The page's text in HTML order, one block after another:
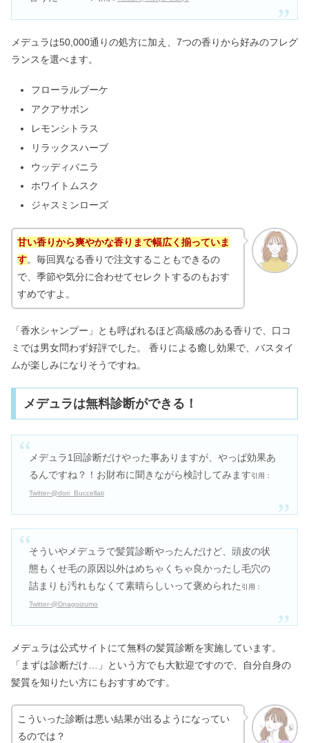
メデュラは50,000通りの処方に加え、7つの香りから好みのフレグ
ランスを選べます。
フローラルブーケ
アクアサボン
レモンシトラス
リラックスハーブ
ウッディバニラ
ホワイトムスク
ジャスミンローズ
甘い香りから爽やかな香りまで幅広く揃っていま
す。毎回異なる香りで注文することもできるの
で、季節や気分に合わせてセレクトするのもおす
すめですよ。
「香水シャンプー」とも呼ばれるほど高級感のある香りで、口コ
ミでは男女問わず好評でした。 香りによる癒し効果で、バスタイ
ムが楽しみになりそうですね。
メデュラは無料診断ができる！
メデュラ1回診断だけやった事ありますが、やっぱ効果あ
るんですね？！ お財布に聞きながら検討してみます引用：
Twitter-@dori_Buccellati
そういやメデュラで髪質診断やったんだけど、頭皮の状
態もくせ毛の原因以外はめちゃくちゃ良かったし毛穴の
詰まりも汚れもなくて素晴らしいって褒められた 引用：
Twitter-@Dnagoizumo
メデュラは公式サイトにて無料の髪質診断を実施しています。
「まずは診断だけ…」という方でも大歓迎ですので、自分自身の
髪質を知りたい方にもおすすめです。
こういった診断は悪い結果が出るようになってい
るのでは？